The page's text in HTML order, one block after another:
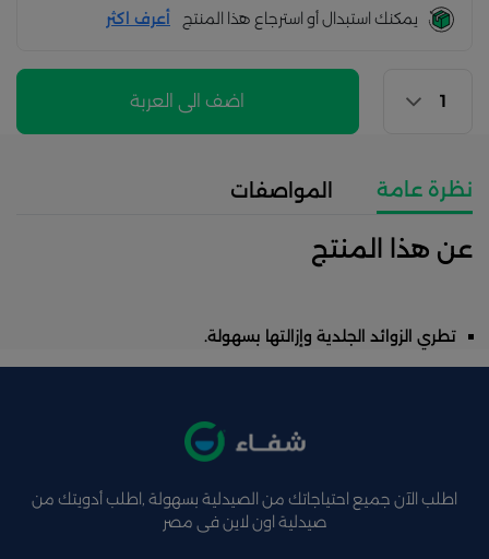
يمكنك استبدال أو استرجاع هذا المنتج أعرف اكثر
اضف الى العربة
نظرة عامة المواصفات
عن هذا المنتج
تطري الزوائد الجلدية وإزالتها بسهولة.
اطلب الآن جميع احتياجاتك من الصيدلية بسهولة ,اطلب أدويتك من
صيدلية اون لاين فى مصر